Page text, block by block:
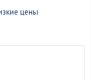
цены